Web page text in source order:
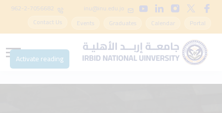
inu@inu.edu.jo
962-2-7056682
Portal
Calendar
Graduates
Events
Contact Us
Activate reading